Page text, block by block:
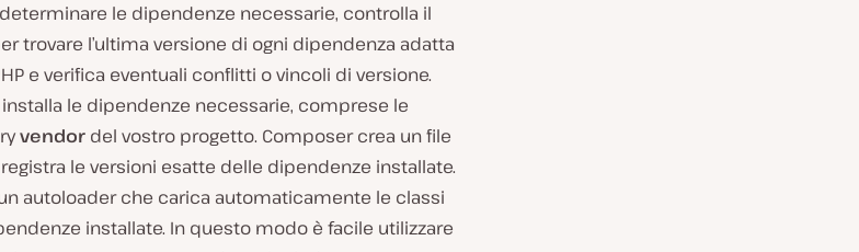
le dipendenze necessarie, controlla il
trovare l’ultima versione di ogni dipendenza adatta
e verifica eventuali conflitti o vincoli di versione.
le dipendenze necessarie, comprese le
vendor del vostro progetto. Composer crea un file
le versioni esatte delle dipendenze installate.
autoloader che carica automaticamente le classi
installate. In questo modo è facile utilizzare